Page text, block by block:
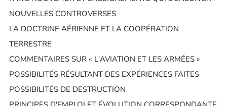
NOUVELLES CONTROVERSES
LA DOCTRINE AÉRIENNE ET LA COOPÉRATION
TERRESTRE
COMMENTAIRES SUR « L'AVIATION ET LES ARMÉES »
POSSIBILITÉS RÉSULTANT DES EXPÉRIENCES FAITES
POSSIBILITÉS DE DESTRUCTION